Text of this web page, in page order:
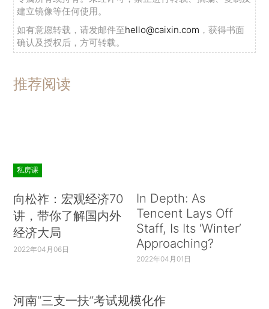
建立镜像等任何使用。
如有意愿转载，请发邮件至hello@caixin.com ，获得书面
确认及授权后，方可转载。
推荐阅读
私房课
向松祚：宏观经济70
讲，带你了解国内外
经济大局
2022年04月06日
In Depth: As
Tencent Lays Off
Staff, Is Its ‘Winter’
Approaching?
2022年04月01日
河南“三支一扶”考试规模化作